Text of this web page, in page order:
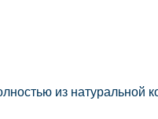
из натуральной